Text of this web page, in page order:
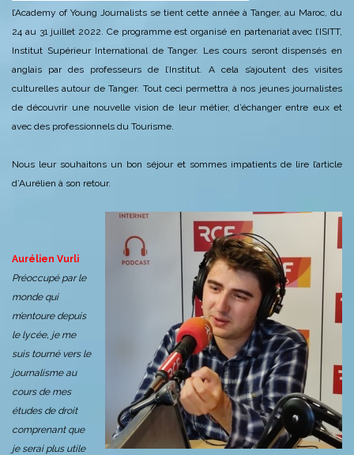
l’Academy of Young Journalists se tient cette année à Tanger, au Maroc, du
24 au 31 juillet 2022. Ce programme est organisé en partenariat avec l’ISITT,
Institut Supérieur International de Tanger. Les cours seront dispensés en
anglais par des professeurs de l’Institut. A cela s’ajoutent des visites
culturelles autour de Tanger. Tout ceci permettra à nos jeunes journalistes
de découvrir une nouvelle vision de leur métier, d’échanger entre eux et
avec des professionnels du Tourisme.
Nous leur souhaitons un bon séjour et sommes impatients de lire l’article
d’Aurélien à son retour.
Aurélien Vurli
Préoccupé par le
monde qui
m’entoure depuis
le lycée, je me
suis tourné vers le
journalisme au
cours de mes
études de droit
comprenant que
je serai plus utile